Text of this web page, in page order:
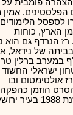
פומבית על
אמין
לספסל
הארץ, כוחות
רז הנרדף גם הוא
של נידאל,
במערב ברלין
ישראלי החשוד
אולטימטום ובו
הוזמן
ערוץ 4 לונדון וצולם בשנת 1988